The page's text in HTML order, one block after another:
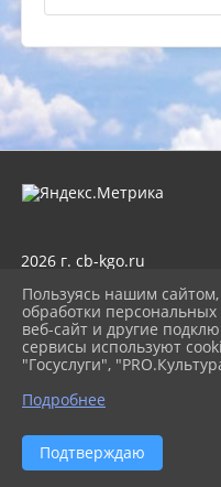
2026 г. cb-kgo.ru
Карта сайта
Политика обработки
Сделано на KubCMS
Разработка и поддержка
Пользуясь нашим
обработки
веб-сайт и другие
сервисы используют
"Госуслуги",
Подробнее
Подтверждаю